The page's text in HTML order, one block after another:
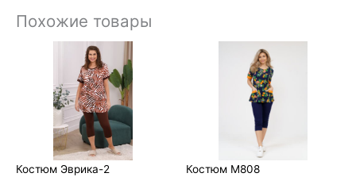
Похожие товары
Костюм Эврика-2 Костюм М808